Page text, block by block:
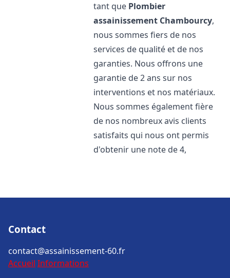
tant que Plombier
assainissement Chambourcy,
nous sommes fiers de nos
services de qualité et de nos
garanties. Nous offrons une
garantie de 2 ans sur nos
interventions et nos matériaux.
Nous sommes également fière
de nos nombreux avis clients
satisfaits qui nous ont permis
d'obtenir une note de 4,
Contact
contact@assainissement-60.fr
Accueil Informations